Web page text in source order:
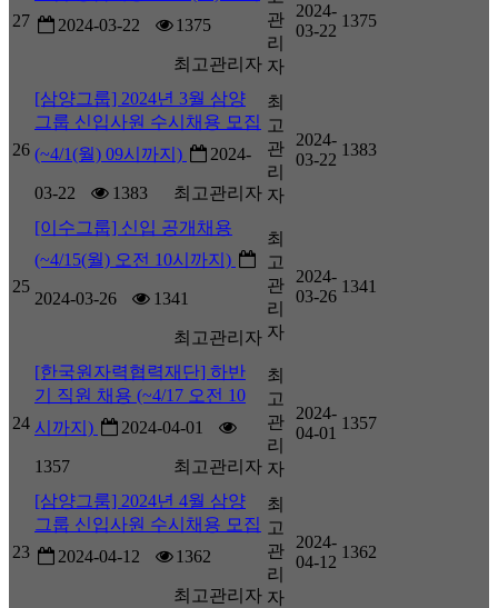
27
2024-03-22
1375
최고관리자
관
리
자
2024-
03-22
1375
26
[삼양그룹] 2024년 3월 삼양
그룹 신입사원 수시채용 모집
(~4/1(월) 09시까지)
2024-
03-22 1383 최고관리자
최
고
관
리
자
2024-
03-22
1383
25
[이수그룹] 신입 공개채용
(~4/15(월) 오전 10시까지)
2024-03-26 1341
최고관리자
최
고
관
리
자
2024-
03-26
1341
24
[한국원자력협력재단] 하반
기 직원 채용 (~4/17 오전 10
시까지)
2024-04-01
1357 최고관리자
최
고
관
리
자
2024-
04-01
1357
23
[삼양그룸] 2024년 4월 삼양
그룹 신입사원 수시채용 모집
2024-04-12
1362
최고관리자
최
고
관
리
자
2024-
04-12
1362